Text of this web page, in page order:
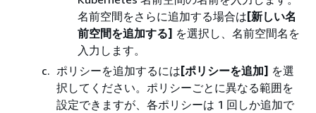
名前空間をさらに追加する場合は[新しい名
前空間を追加する] を選択し、名前空間名を
入力します。
ポリシーを追加するには[ポリシーを追加] を選
択してください。ポリシーごとに異なる範囲を
設定できますが、各ポリシーは 1 回しか追加で